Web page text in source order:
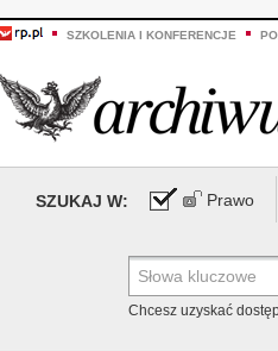
SZKOLENIA I KONFERENCJE
SZUKAJ W: Prawo
Chcesz uzyskać